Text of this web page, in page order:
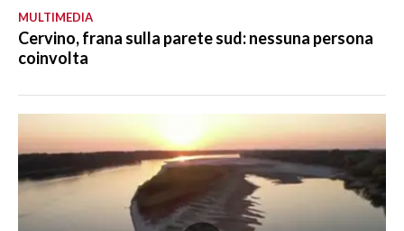
MULTIMEDIA
Cervino, frana sulla parete sud: nessuna persona
coinvolta